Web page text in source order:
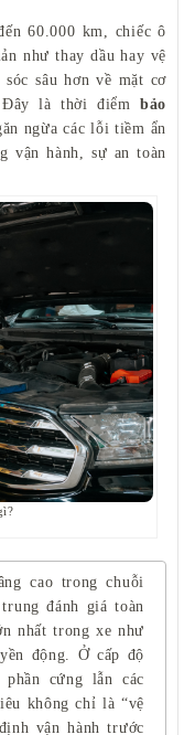
60.000 km, chiếc ô
như thay dầu hay vệ
sâu hơn về mặt cơ
là thời điểm bảo
ngừa các lỗi tiềm ẩn
vận hành, sự an toàn
cao trong chuỗi
đánh giá toàn
nhất trong xe như
động. Ở cấp độ
cứng lẫn các
không chỉ là “vệ
vận hành trước